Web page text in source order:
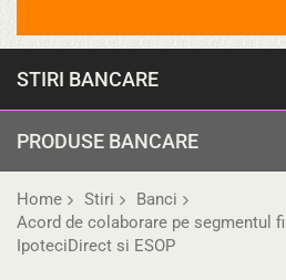
STIRI BANCARE
PRODUSE BANCARE
Home Stiri
Banci
Acord de colaborare pe segmentul
IpoteciDirect si ESOP